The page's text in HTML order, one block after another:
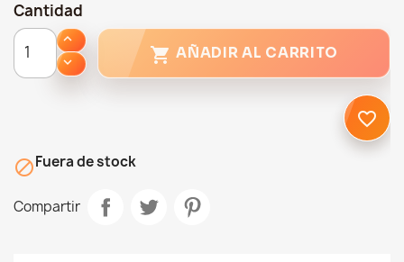
Cantidad
 AÑADIR AL CARRITO
favorite_border
Fuera de stock
Compartir